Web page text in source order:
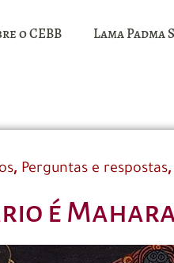
o CEBB Lama Padma
, Perguntas e respostas,
é